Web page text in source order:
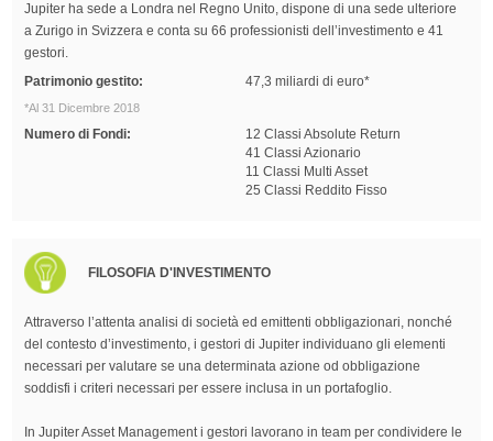
Jupiter ha sede a Londra nel Regno Unito, dispone di una sede ulteriore
a Zurigo in Svizzera e conta su 66 professionisti dell’investimento e 41
gestori.
Patrimonio gestito:
47,3 miliardi di euro*
*Al 31 Dicembre 2018
Numero di Fondi:
12 Classi Absolute Return
41 Classi Azionario
11 Classi Multi Asset
25 Classi Reddito Fisso
FILOSOFIA D'INVESTIMENTO
Attraverso l’attenta analisi di società ed emittenti obbligazionari, nonché
del contesto d’investimento, i gestori di Jupiter individuano gli elementi
necessari per valutare se una determinata azione od obbligazione
soddisfi i criteri necessari per essere inclusa in un portafoglio.
In Jupiter Asset Management i gestori lavorano in team per condividere le